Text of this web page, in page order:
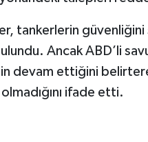
tankerlerin güvenliğini
Ancak ABD’li
devam ettiğini
ifade etti.